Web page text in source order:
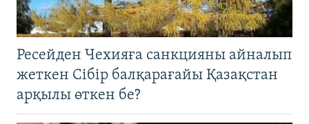
Ресейден Чехияға санкцияны айналып
жеткен Сібір балқарағайы Қазақстан
арқылы өткен бе?